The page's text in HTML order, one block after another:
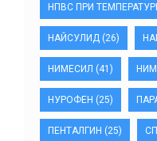
НПВС ПРИ
НАЙСУЛИД (26)
НИМЕСИЛ (41)
НУРОФЕН (25)
ПЕНТАЛГИН (25)